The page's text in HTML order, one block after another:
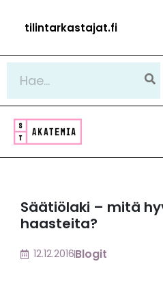
sisältöön
tilintarkastajat.fi
Säätiölaki – mitä
haasteita?
12.12.2016Blogit